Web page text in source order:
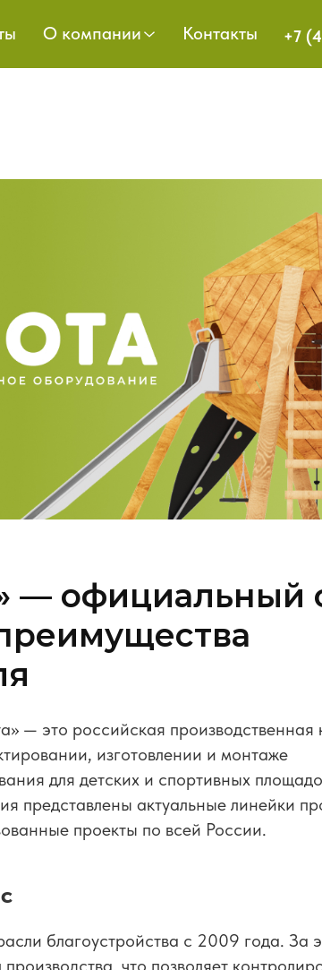
Контакты +7
О компании
— официальный
— это российская производственная
изготовлении и монтаже
для детских и спортивных
представлены актуальные линейки
проекты по всей России.
благоустройства с 2009 года. За
что позволяет